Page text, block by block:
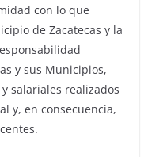
con lo que
de Zacatecas y la
y sus Municipios,
salariales realizados
y, en consecuencia,